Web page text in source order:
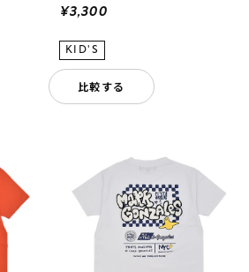
¥3,300
比較する